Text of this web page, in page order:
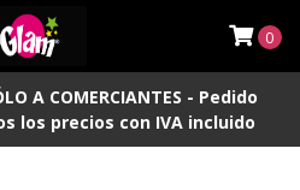
A COMERCIANTES - Pedido
los precios con IVA incluido
0